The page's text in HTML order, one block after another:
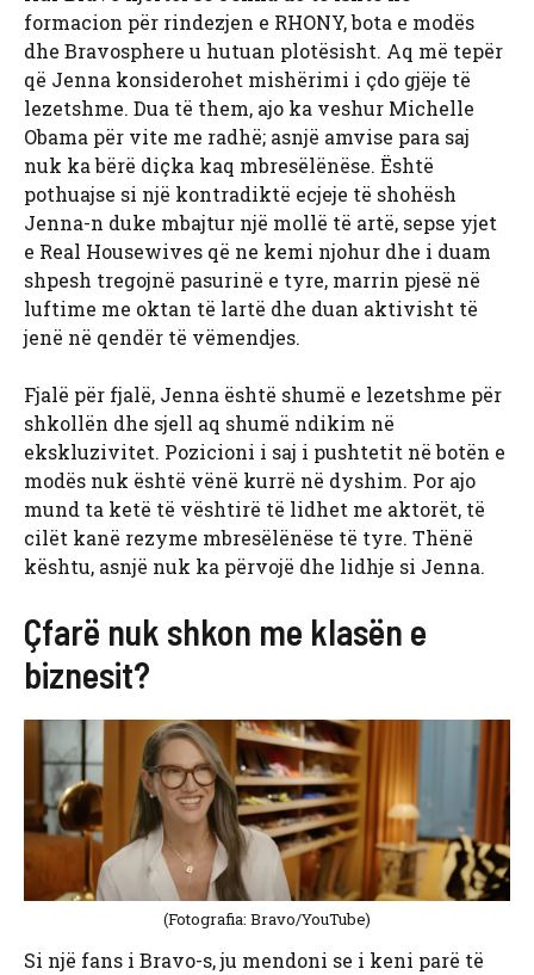
formacion për rindezjen e RHONY, bota e modës
dhe Bravosphere u hutuan plotësisht. Aq më tepër
që Jenna konsiderohet mishërimi i çdo gjëje të
lezetshme. Dua të them, ajo ka veshur Michelle
Obama për vite me radhë; asnjë amvise para saj
nuk ka bërë diçka kaq mbresëlënëse. Është
pothuajse si një kontradiktë ecjeje të shohësh
Jenna-n duke mbajtur një mollë të artë, sepse yjet
e Real Housewives që ne kemi njohur dhe i duam
shpesh tregojnë pasurinë e tyre, marrin pjesë në
luftime me oktan të lartë dhe duan aktivisht të
jenë në qendër të vëmendjes.
Fjalë për fjalë, Jenna është shumë e lezetshme për
shkollën dhe sjell aq shumë ndikim në
ekskluzivitet. Pozicioni i saj i pushtetit në botën e
modës nuk është vënë kurrë në dyshim. Por ajo
mund ta ketë të vështirë të lidhet me aktorët, të
cilët kanë rezyme mbresëlënëse të tyre. Thënë
kështu, asnjë nuk ka përvojë dhe lidhje si Jenna.
Çfarë nuk shkon me klasën e
biznesit?
(Fotografia: Bravo/YouTube)
Si një fans i Bravo-s, ju mendoni se i keni parë të